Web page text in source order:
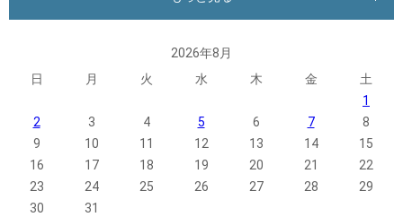
2026年8月
日
月 火 水 木 金
土
1
2
3 4 5 6 7
8
9
10 11 12 13 14
15
16
17 18 19 20 21
22
23
24 25 26 27 28
29
30
31